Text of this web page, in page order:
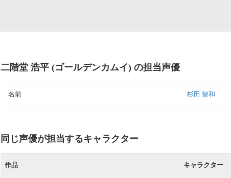
二階堂 浩平 (ゴールデンカムイ) の担当声優
名前 杉田 智和
同じ声優が担当するキャラクター
作品 キャラクター